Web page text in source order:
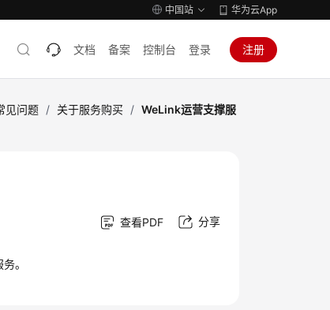
中国站 华为云App
文档 备案 控制台 登录 注册
见问题 / 关于服务购买 / WeLink运营支撑服
查看PDF 分享
。